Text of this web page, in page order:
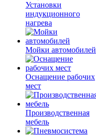
Установки
индукционного
нагрева
Мойки автомобилей
Оснащение рабочих
мест
Производственная
мебель